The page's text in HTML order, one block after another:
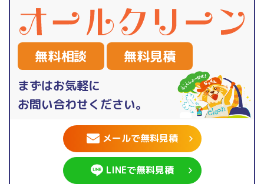
無料相談 無料見積
まずはお気軽に
お問い合わせください。
メールで無料見積
LINEで無料見積